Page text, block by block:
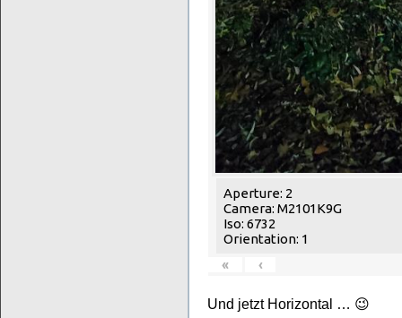
Aperture: 2
Camera: M2101K9G
Iso: 6732
Orientation: 1
«
‹
Und jetzt Horizontal … 😉